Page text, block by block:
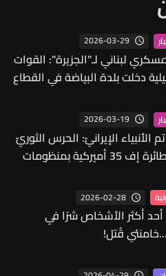
2026-03-29
لبناني لـ"الجزيرة": القوات
دخلت بلدة البياضة في القطاع
2026-03-19
الأنبياء الإيرانيّ: الحرس الثوريّ
أصاب طائرة إف 35 أميركية بمنظومات
2026-02-28
أحد أكثر الأشخاص شرًا في
قُتل!